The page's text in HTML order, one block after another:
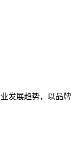
发展趋势，以品牌